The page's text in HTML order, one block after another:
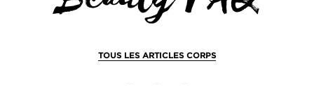
TOUS LES ARTICLES CORPS